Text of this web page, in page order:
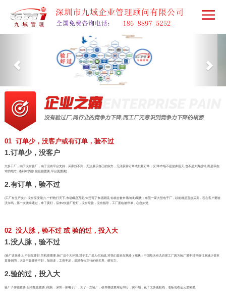
01 订单少，没客户或有订单，验不过
1.订单少，没客户
太多工厂，由于没有验厂，由于没有平台支持，买家找不到，无法展示自己的实力，无法获得订单或批量订单；(订单市场不是坐井观天,也不是大海捞针,而是我在
对的地方, 遇到对的你,信息很重要,平台更重要)
2.有订单，验不过
(工厂有生产实力,没有应变能力,一杆枪打天下,市场瞬息万变,你违背了市场潮流,你就会被市场淘汰)现状：东莞一家大型电子厂，以前都是直接买卖，现在客户要验
沃尔玛，第一次侥幸通过，拿了黄灯，后来2次验厂橙灯，没有经验，没有指导，工厂面临被停单，心急如焚。
02 没人脉，验不过 或 验的过，投入大
1.没人脉，验不过
(验厂这条路上,不但车要好,司机更重要,验厂这个大环境,对于工厂是人生地疏,对我们是轻车熟路.) 现状：中国每天有几百家工厂因为验厂通不过导致订单减少甚至
直接倒闭，大多不是硬件不好，加班多，工资不足，是没有公正行的硬关系、硬实力。
2.验的过，投入大
验厂子弹很重要,但准星更重要,)现状：深圳一家电子厂，为了一次验厂，硬件整改费用近80万，实不知，花了太多冤枉钱，老板现在还云里雾里。